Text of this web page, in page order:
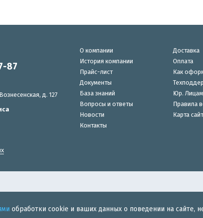
обработки cookie и ваших данных о поведении на сайте,
87
д. 127
О компании
История компании
Прайс-лист
Документы
База знаний
Вопросы и ответы
Новости
Контакты
Доставка
Оплата
Как
Юр. Лицам
Правила
Карта
для беспроводного интернета.